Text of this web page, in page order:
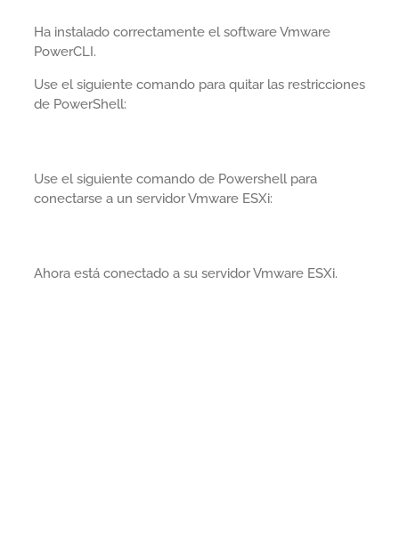
Ha instalado correctamente el software Vmware
PowerCLI.
Use el siguiente comando para quitar las restricciones
de PowerShell:
Use el siguiente comando de Powershell para
conectarse a un servidor Vmware ESXi:
Ahora está conectado a su servidor Vmware ESXi.